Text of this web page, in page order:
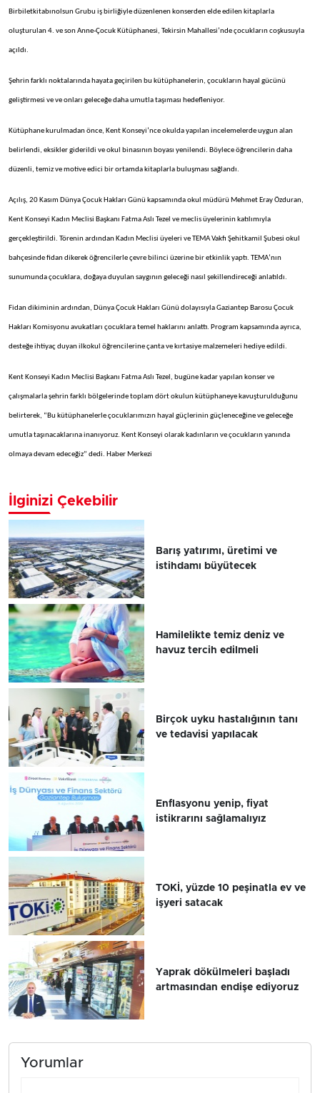
Birbiletkitabınolsun Grubu iş birliğiyle düzenlenen konserden elde edilen kitaplarla
oluşturulan 4. ve son Anne-Çocuk Kütüphanesi, Tekirsin Mahallesi’nde çocukların coşkusuyla
açıldı.
Şehrin farklı noktalarında hayata geçirilen bu kütüphanelerin, çocukların hayal gücünü
geliştirmesi ve ve onları geleceğe daha umutla taşıması hedefleniyor.
Kütüphane kurulmadan önce, Kent Konseyi’nce okulda yapılan incelemelerde uygun alan
belirlendi, eksikler giderildi ve okul binasının boyası yenilendi. Böylece öğrencilerin daha
düzenli, temiz ve motive edici bir ortamda kitaplarla buluşması sağlandı.
Açılış, 20 Kasım Dünya Çocuk Hakları Günü kapsamında okul müdürü Mehmet Eray Özduran,
Kent Konseyi Kadın Meclisi Başkanı Fatma Aslı Tezel ve meclis üyelerinin katılımıyla
gerçekleştirildi. Törenin ardından Kadın Meclisi üyeleri ve TEMA Vakfı Şehitkamil Şubesi okul
bahçesinde fidan dikerek öğrencilerle çevre bilinci üzerine bir etkinlik yaptı. TEMA’nın
sunumunda çocuklara, doğaya duyulan saygının geleceği nasıl şekillendireceği anlatıldı.
Fidan dikiminin ardından, Dünya Çocuk Hakları Günü dolayısıyla Gaziantep Barosu Çocuk
Hakları Komisyonu avukatları çocuklara temel haklarını anlattı. Program kapsamında ayrıca,
desteğe ihtiyaç duyan ilkokul öğrencilerine çanta ve kırtasiye malzemeleri hediye edildi.
Kent Konseyi Kadın Meclisi Başkanı Fatma Aslı Tezel, bugüne kadar yapılan konser ve
çalışmalarla şehrin farklı bölgelerinde toplam dört okulun kütüphaneye kavuşturulduğunu
belirterek, “Bu kütüphanelerle çocuklarımızın hayal güçlerinin güçleneceğine ve geleceğe
umutla taşınacaklarına inanıyoruz. Kent Konseyi olarak kadınların ve çocukların yanında
olmaya devam edeceğiz” dedi. Haber Merkezi
İlginizi Çekebilir
Barış yatırımı, üretimi ve
istihdamı büyütecek
Hamilelikte temiz deniz ve
havuz tercih edilmeli
Birçok uyku hastalığının tanı
ve tedavisi yapılacak
Enflasyonu yenip, fiyat
istikrarını sağlamalıyız
TOKİ, yüzde 10 peşinatla ev ve
işyeri satacak
Yaprak dökülmeleri başladı
artmasından endişe ediyoruz
Yorumlar